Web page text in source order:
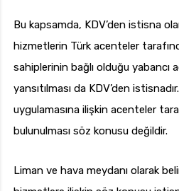
Bu kapsamda, KDV’den istisna
hizmetlerin Türk acenteler
sahiplerinin bağlı olduğu yabancı
yansıtılması da KDV’den
uygulamasına ilişkin acenteler
bulunulması söz konusu değildir.
Liman ve hava meydanı olarak